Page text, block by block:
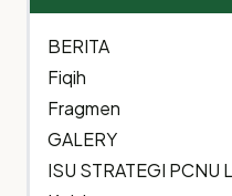
BERITA
Fiqih
Fragmen
GALERY
ISU STRATEGI PCNU